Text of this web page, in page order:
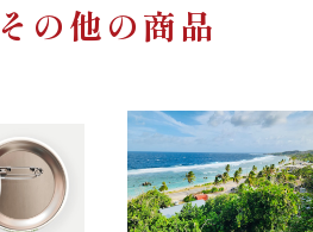
その他の商品